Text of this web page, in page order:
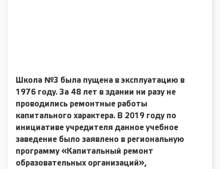
Школа №3 была пущена в эксплуатацию в
1976 году. За 48 лет в здании ни разу не
проводились ремонтные работы
капитального характера. В 2019 году по
инициативе учредителя данное учебное
заведение было заявлено в региональную
программу «Капитальный ремонт
образовательных организаций»,